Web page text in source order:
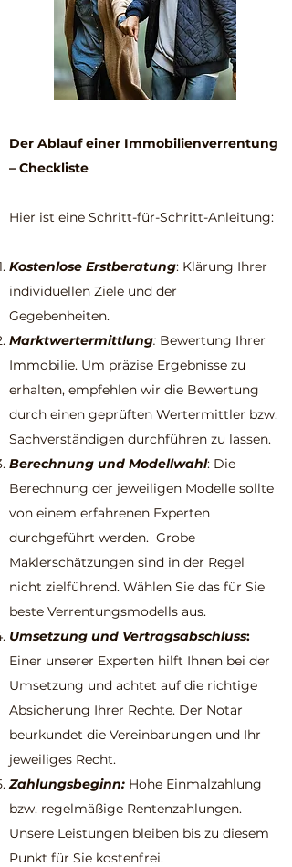
Der Ablauf einer Immobilienverrentung
– Checkliste
Hier ist eine Schritt-für-Schritt-Anleitung:
Kostenlose Erstberatung: Klärung Ihrer
individuellen Ziele und der
Gegebenheiten.
Marktwertermittlung: Bewertung Ihrer
Immobilie. Um präzise Ergebnisse zu
erhalten, empfehlen wir die Bewertung
durch einen geprüften Wertermittler bzw.
Sachverständigen durchführen zu lassen.
Berechnung und Modellwahl: Die
Berechnung der jeweiligen Modelle sollte
von einem erfahrenen Experten
durchgeführt werden. Grobe
Maklerschätzungen sind in der Regel
nicht zielführend. Wählen Sie das für Sie
beste Verrentungsmodells aus.
Umsetzung und Vertragsabschluss:
Einer unserer Experten hilft Ihnen bei der
Umsetzung und achtet auf die richtige
Absicherung Ihrer Rechte. Der Notar
beurkundet die Vereinbarungen und Ihr
jeweiliges Recht.
Zahlungsbeginn: Hohe Einmalzahlung
bzw. regelmäßige Rentenzahlungen.
Unsere Leistungen bleiben bis zu diesem
Punkt für Sie kostenfrei.